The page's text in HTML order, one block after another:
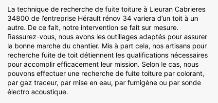
La technique de recherche de fuite toiture à Lieuran Cabrieres
34800 de l’entreprise Hérault rénov 34 variera d’un toit à un
autre. De ce fait, notre intervention se fait sur mesure.
Rassurez-vous, nous avons les outillages adaptés pour assurer
la bonne marche du chantier. Mis à part cela, nos artisans pour
recherche fuite de toit détiennent les qualifications nécessaires
pour accomplir efficacement leur mission. Selon le cas, nous
pouvons effectuer une recherche de fuite toiture par colorant,
par gaz traceur, par mise en eau, par fumigène ou par sonde
électro acoustique.